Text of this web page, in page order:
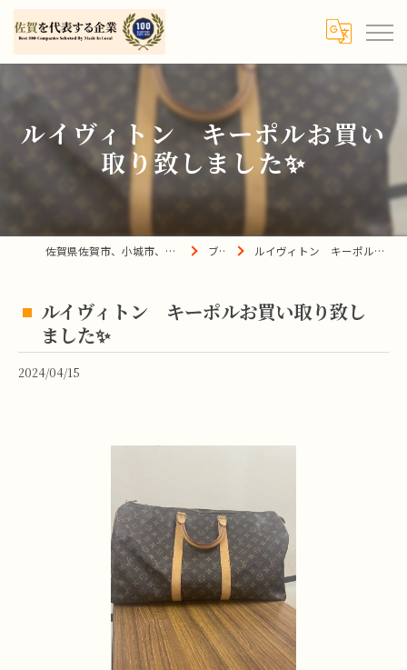
ルイヴィトン キーポルお買い
取り致しました✨
佐賀県佐賀市、小城市、杵島郡の買取は宝の蔵へ ブログ ルイヴィトン キーポルお買い取り致しました✨
ルイヴィトン キーポルお買い取り致し
ました✨
2024/04/15